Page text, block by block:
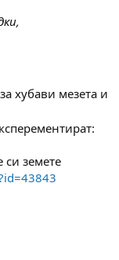
хубави мезета и
си земете